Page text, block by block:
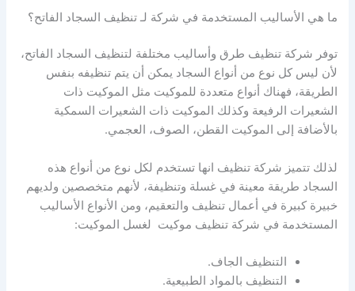
ما هي الأساليب المستخدمة في شركة لـتنظيف السجاد الفاتح؟
توفر شركة تنظيف طرق وأساليب مختلفة لتنظيف السجاد الفاتح،
لأن ليس كل نوع من أنواع السجاد يمكن أن يتم تنظيفه بنفس
الطريقة، فهناك أنواع متعددة للموكيت مثل الموكيت ذات
الشعيرات الرفيعة وكذلك الموكيت ذات الشعيرات السمكية
بالأضافة إلى الموكيت القطن، الصوف، العجمي.
لذلك تتميز شركة تنظيف انها تستخدم لكل نوع من أنواع هذه
السجاد طريقة معينة في غسلة وتنظيفة، لأنهم متخصصين ولديهم
خبيرة كبيرة في أعمال تنظيف والتعقيم، ومن الأنواع الأساليب
المستخدمة في شركة تنظيف موكيت لغسل الموكيت:
التنظيف الجاف.
التنظيف بالمواد الطبيعية.